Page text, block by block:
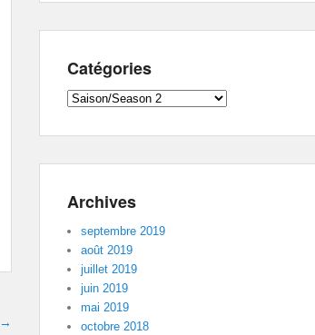
→
Catégories
Catégories
Archives
septembre 2019
août 2019
juillet 2019
juin 2019
mai 2019
octobre 2018